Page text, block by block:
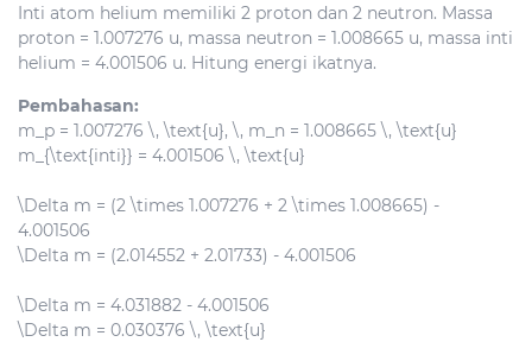
Inti atom helium memiliki 2 proton dan 2 neutron. Massa
proton = 1.007276 u, massa neutron = 1.008665 u, massa inti
helium = 4.001506 u. Hitung energi ikatnya.
Pembahasan:
m_p = 1.007276 \, \text{u}, \, m_n = 1.008665 \, \text{u}
m_{\text{inti}} = 4.001506 \, \text{u}
\Delta m = (2 \times 1.007276 + 2 \times 1.008665) -
4.001506
\Delta m = (2.014552 + 2.01733) - 4.001506
\Delta m = 4.031882 - 4.001506
\Delta m = 0.030376 \, \text{u}